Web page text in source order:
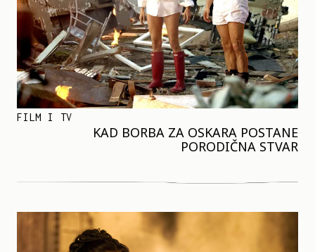
FILM I TV
KAD BORBA ZA OSKARA POSTANE
PORODIČNA STVAR